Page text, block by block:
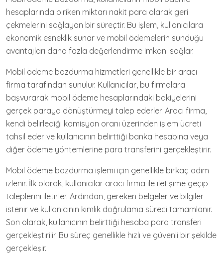
hesaplarında biriken miktarı nakit para olarak geri
çekmelerini sağlayan bir süreçtir. Bu işlem, kullanıcılara
ekonomik esneklik sunar ve mobil ödemelerin sunduğu
avantajları daha fazla değerlendirme imkanı sağlar.
Mobil ödeme bozdurma hizmetleri genellikle bir aracı
firma tarafından sunulur. Kullanıcılar, bu firmalara
başvurarak mobil ödeme hesaplarındaki bakiyelerini
gerçek paraya dönüştürmeyi talep ederler. Aracı firma,
kendi belirlediği komisyon oranı üzerinden işlem ücreti
tahsil eder ve kullanıcının belirttiği banka hesabına veya
diğer ödeme yöntemlerine para transferini gerçekleştirir.
Mobil ödeme bozdurma işlemi için genellikle birkaç adım
izlenir. İlk olarak, kullanıcılar aracı firma ile iletişime geçip
taleplerini iletirler. Ardından, gereken belgeler ve bilgiler
istenir ve kullanıcının kimlik doğrulama süreci tamamlanır.
Son olarak, kullanıcının belirttiği hesaba para transferi
gerçekleştirilir. Bu süreç genellikle hızlı ve güvenli bir şekilde
gerçekleşir.